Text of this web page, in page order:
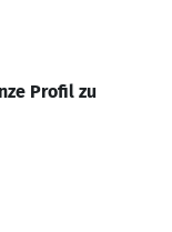
Profil zu